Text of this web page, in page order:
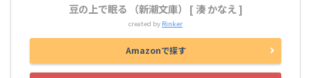
豆の上で眠る （新潮文庫） [ 湊 かなえ ]
created by Rinker
Amazonで探す